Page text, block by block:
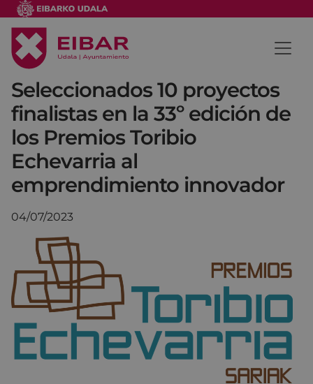
Seleccionados 10 proyectos
finalistas en la 33º edición de
los Premios Toribio
Echevarria al
emprendimiento innovador
04/07/2023